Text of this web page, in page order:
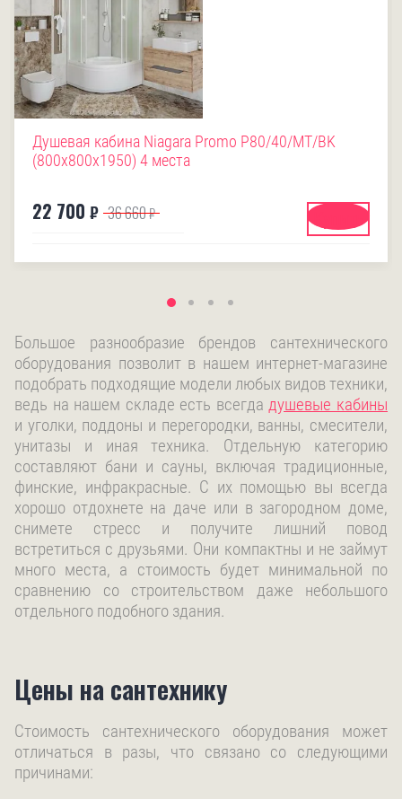
Душевая кабина Niagara Promo P80/40/MT/BK
(800х800х1950) 4 места
22 700 ₽ 36 660₽
Большое разнообразие брендов сантехнического
оборудования позволит в нашем интернет-магазине
подобрать подходящие модели любых видов техники,
ведь на нашем складе есть всегдадушевые кабины
и уголки, поддоны и перегородки, ванны, смесители,
унитазы и иная техника. Отдельную категорию
составляют бани и сауны, включая традиционные,
финские, инфракрасные. С их помощью вы всегда
хорошо отдохнете на даче или в загородном доме,
снимете стресс и получите лишний повод
встретиться с друзьями. Они компактны и не займут
много места, а стоимость будет минимальной по
сравнению со строительством даже небольшого
отдельного подобного здания.
Цены на сантехнику
Стоимость сантехнического оборудования может
отличаться в разы, что связано со следующими
причинами: